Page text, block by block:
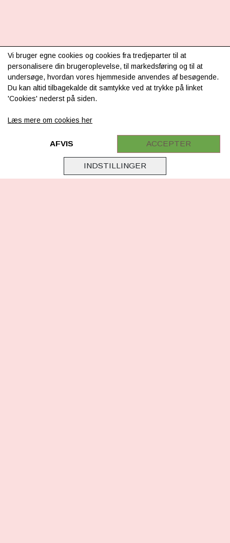
INFORMATION
Om os
Levering & betaling
Retur
Samarbejde
Virksomhedsoplysninger
Cookie & Privatlivsoplysninger
Vi bruger egne cookies og cookies fra tredjeparter til at
personalisere din brugeroplevelse, til markedsføring og til at
undersøge, hvordan vores hjemmeside anvendes af besøgende.
Du kan altid tilbagekalde dit samtykke ved at trykke på linket
'Cookies' nederst på siden.
Læs mere om cookies her
INDSTILLINGER
AFVIS ACCEPTER